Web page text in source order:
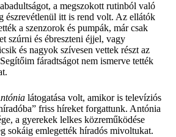
a megszokott rutinból való
észrevétlenül itt is rend volt. Az ellátók
a szenzorok és pumpák, már csak
szúrni és ébreszteni éjjel, vagy
és nagyok szívesen vettek részt az
fáradtságot nem ismerve tették
látogatása volt, amikor is televíziós
friss híreket forgattunk. Antónia
a gyerekek lelkes közreműködése
sokáig emlegették híradós mivoltukat.